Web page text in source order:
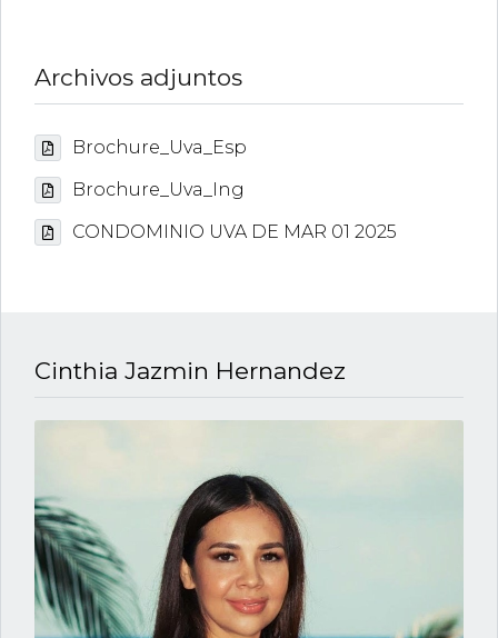
Archivos adjuntos
Brochure_Uva_Esp
Brochure_Uva_Ing
CONDOMINIO UVA DE MAR 01 2025
Cinthia Jazmin Hernandez